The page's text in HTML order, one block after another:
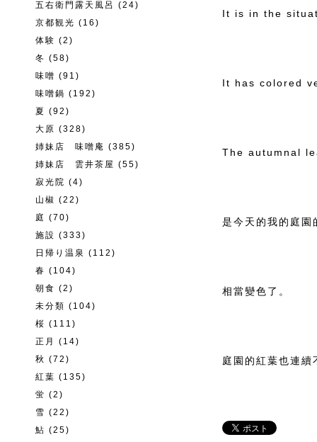
五右衛門露天風呂 (24)
京都観光 (16)
体験 (2)
冬 (58)
味噌 (91)
味噌鍋 (192)
夏 (92)
大原 (328)
姉妹店 味噌庵 (385)
姉妹店 雲井茶屋 (55)
寂光院 (4)
山椒 (22)
庭 (70)
施設 (333)
日帰り温泉 (112)
春 (104)
朝食 (2)
未分類 (104)
桜 (111)
正月
(14)
秋 (72)
紅葉 (135)
蛍 (2)
雪 (22)
鮎 (25)
It is in the
It has colored
The autumnal
是今天的我的庭園
相當變色了。
庭園的紅葉也連續